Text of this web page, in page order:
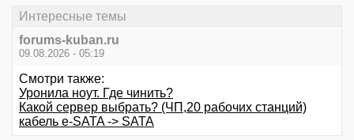
Интересные темы
forums-kuban.ru
09.08.2026 - 05:19
Смотри также:
Уронила ноут. Где чинить?
Какой сервер выбрать? (ЧП,20 рабочих станций)
кабель e-SATA -> SATA